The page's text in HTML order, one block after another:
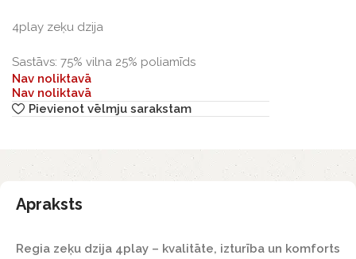
4play zeķu dzija
Sastāvs: 75% vilna 25% poliamīds
Nav noliktavā
Nav noliktavā
Pievienot vēlmju sarakstam
Apraksts
Regia zeķu dzija 4play – kvalitāte, izturība un komforts